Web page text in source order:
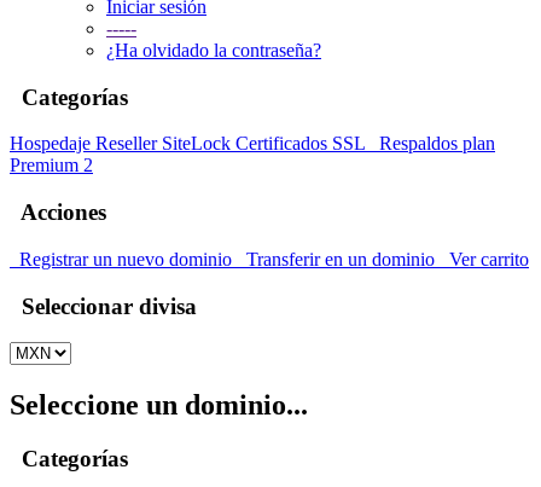
Iniciar sesión
-----
¿Ha olvidado la contraseña?
Categorías
Hospedaje Reseller SiteLock Certificados SSL
Respaldos plan
Premium 2
Acciones
Registrar un nuevo dominio Transferir en un dominio Ver carrito
Seleccionar divisa
Seleccione un dominio...
Categorías